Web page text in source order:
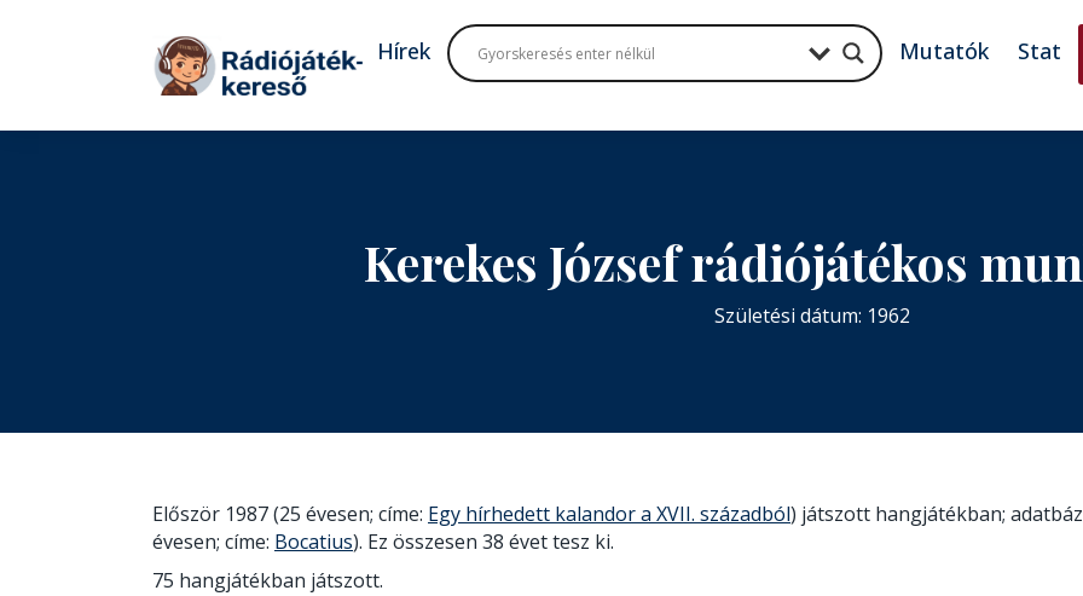
Tovább a tartalomhoz
Hírek Mutatók Stat
Kerekes József rádiójátékos
Születési dátum: 1962
Először 1987 (25 évesen; címe: Egy hírhedett kalandor a XVII. századból) játszott hangjátékban;
évesen; címe: Bocatius). Ez összesen 38 évet tesz ki.
75 hangjátékban játszott.